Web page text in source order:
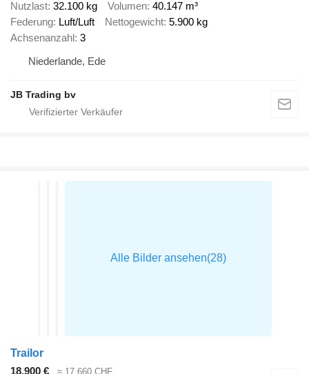
Nutzlast 32.100 kg Volumen 40.147 m³
Federung Luft/Luft Nettogewicht 5.900 kg
Achsenanzahl 3
Niederlande, Ede
JB Trading bv
Trailor
18.900 €
≈ 17.660 CHF